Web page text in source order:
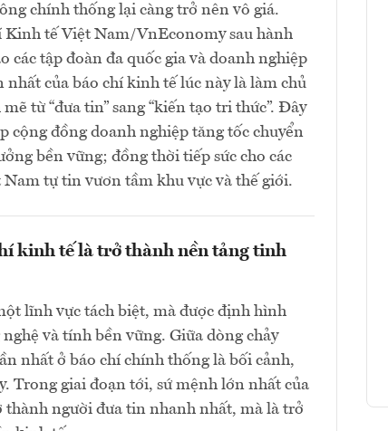
chính thống lại càng trở nên vô giá.
Kinh tế Việt Nam/VnEconomy sau hành
tập đoàn đa quốc gia và doanh nghiệp
của báo chí kinh tế lúc này là làm chủ
từ “đưa tin” sang “kiến tạo tri thức”. Đây
cộng đồng doanh nghiệp tăng tốc chuyển
bền vững; đồng thời tiếp sức cho các
tự tin vươn tầm khu vực và thế giới.
kinh tế là trở thành nền tảng tinh
lĩnh vực tách biệt, mà được định hình
và tính bền vững. Giữa dòng chảy
nhất ở báo chí chính thống là bối cảnh,
Trong giai đoạn tới, sứ mệnh lớn nhất của
thành người đưa tin nhanh nhất, mà là trở